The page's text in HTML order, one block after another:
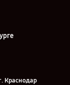
Краснодар